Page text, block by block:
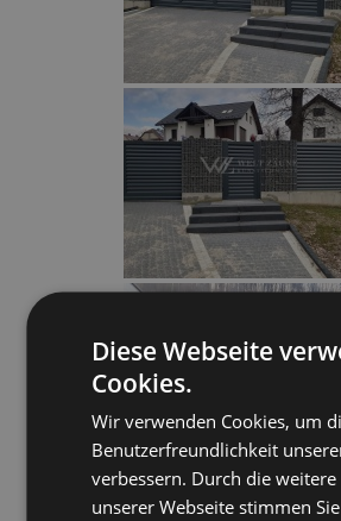
Diese Webseite
Cookies.
Wir verwenden Cookies, um
Benutzerfreundlichkeit
verbessern. Durch die
unserer Webseite stimmen